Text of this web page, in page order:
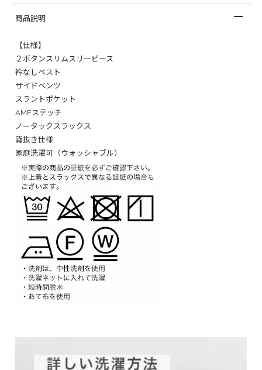
商品説明
【仕様】
２ボタンスリムスリーピース
衿なしベスト
サイドベンツ
スラントポケット
AMFステッチ
ノータックスラックス
背抜き仕様
家庭洗濯可（ウォッシャブル）